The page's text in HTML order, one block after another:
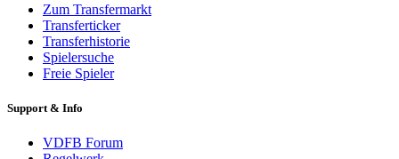
Zum Transfermarkt
Transferticker
Transferhistorie
Spielersuche
Freie Spieler
Support & Info
VDFB Forum